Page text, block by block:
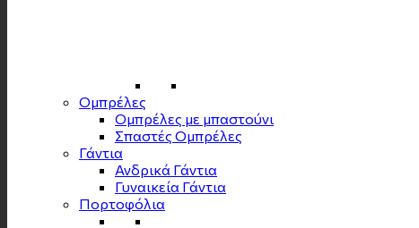
Ομπρέλες
Ομπρέλες με μπαστούνι
Σπαστές Ομπρέλες
Γάντια
Ανδρικά Γάντια
Γυναικεία Γάντια
Πορτοφόλια